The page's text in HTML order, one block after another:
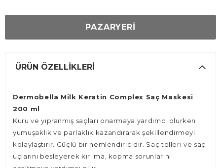
PAZARYERİ
ÜRÜN ÖZELLIKLERI
Dermobella Milk Keratin Complex Saç Maskesi
200 ml
Kuru ve yıpranmış saçları onarmaya yardımcı olurken
yumuşaklık ve parlaklık kazandırarak şekillendirmeyi
kolaylaştırır. Güçlü bir nemlendiricidir. Saç telleri ve saç
uçlarını besleyerek kırılma, kopma sorunlarını